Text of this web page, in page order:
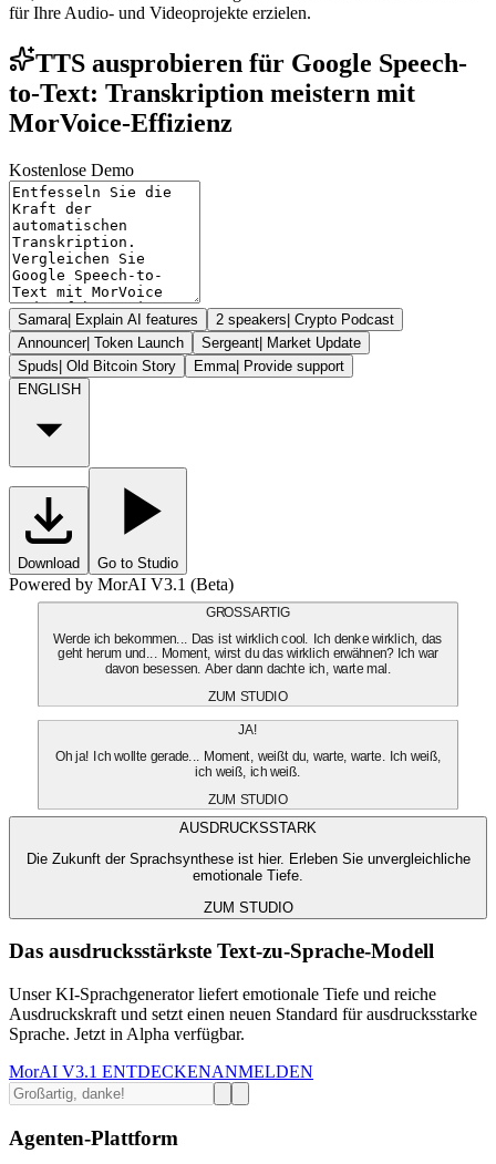
für Ihre Audio- und Videoprojekte erzielen.
TTS ausprobieren für Google Speech-
to-Text: Transkription meistern mit
MorVoice-Effizienz
Kostenlose Demo
Samara| Explain AI features 2 speakers| Crypto Podcast
Announcer| Token Launch Sergeant| Market Update
Spuds| Old Bitcoin Story Emma| Provide support
ENGLISH
Download Go to Studio
Powered by MorAI V3.1 (Beta)
GROSSARTIG
Werde ich bekommen... Das ist wirklich cool. Ich denke wirklich, das
geht herum und... Moment, wirst du das wirklich erwähnen? Ich war
davon besessen. Aber dann dachte ich, warte mal.
ZUM STUDIO
JA!
Oh ja! Ich wollte gerade... Moment, weißt du, warte, warte. Ich weiß,
ich weiß, ich weiß.
ZUM STUDIO
AUSDRUCKSSTARK
Die Zukunft der Sprachsynthese ist hier. Erleben Sie unvergleichliche
emotionale Tiefe.
ZUM STUDIO
Das ausdrucksstärkste Text-zu-Sprache-Modell
Unser KI-Sprachgenerator liefert emotionale Tiefe und reiche
Ausdruckskraft und setzt einen neuen Standard für ausdrucksstarke
Sprache. Jetzt in Alpha verfügbar.
MorAI V3.1 ENTDECKENANMELDEN
Agenten-Plattform